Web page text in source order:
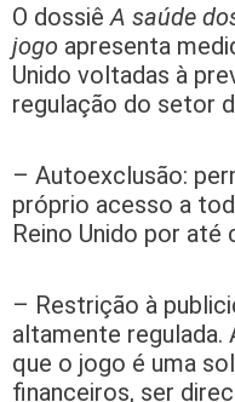
O dossiêA saúde
jogo apresenta
Unido voltadas à
regulação do setor
– Autoexclusão:
próprio acesso a
Reino Unido por até
– Restrição à
altamente regulada.
que o jogo é uma
financeiros, ser